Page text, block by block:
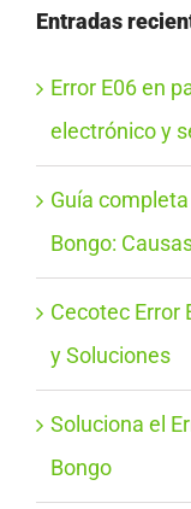
Entradas
Error E06 en
electrónico y
Guía
Bongo:
Cecotec Error
y Soluciones
Soluciona el
Bongo